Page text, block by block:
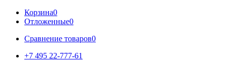
Корзина0
Отложенные0
Сравнение товаров0
+7 495 22-777-61